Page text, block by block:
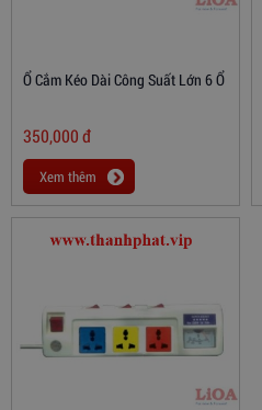
Ổ Cắm Kéo Dài Công Suất Lớn 6 Ổ
350,000đ
Xem thêm